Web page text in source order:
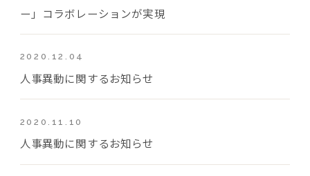
ー」コラボレーションが実現
2020.12.04
人事異動に関するお知らせ
2020.11.10
人事異動に関するお知らせ